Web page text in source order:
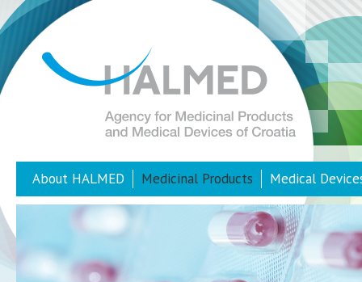
About HALMED Medicinal Products Medical